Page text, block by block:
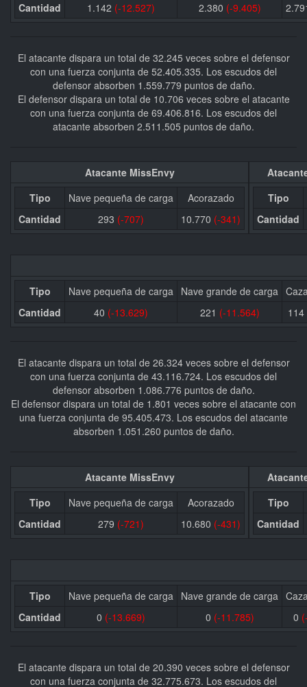
Cantidad
1.142 (-12.527) 2.380 (-9.405)
El atacante dispara un total de 32.245 veces sobre el defensor
con una fuerza conjunta de 52.405.335. Los escudos del
defensor absorben 1.559.779 puntos de daño.
El defensor dispara un total de 10.706 veces sobre el atacante
con una fuerza conjunta de 69.406.816. Los escudos del
atacante absorben 2.511.505 puntos de daño.
Atacante MissEnvy
Tipo
Nave pequeña de carga
Acorazado
Cantidad
293 (-707) 10.770 (-341)
Tipo
Cantidad
Tipo Nave pequeña de carga Nave grande de carga
Cantidad
40 (-13.629) 221 (-11.564) 114
El atacante dispara un total de 26.324 veces sobre el defensor
con una fuerza conjunta de 43.116.724. Los escudos del
defensor absorben 1.086.776 puntos de daño.
El defensor dispara un total de 1.801 veces sobre el atacante con
una fuerza conjunta de 95.405.473. Los escudos del atacante
absorben 1.051.260 puntos de daño.
Atacante MissEnvy
Tipo
Nave pequeña de carga
Acorazado
Cantidad
279 (-721) 10.680 (-431)
Tipo
Cantidad
Tipo Nave pequeña de carga Nave grande de carga
Cantidad
0 (-13.669) 0 (-11.785) 0
El atacante dispara un total de 20.390 veces sobre el defensor
con una fuerza conjunta de 32.775.673. Los escudos del